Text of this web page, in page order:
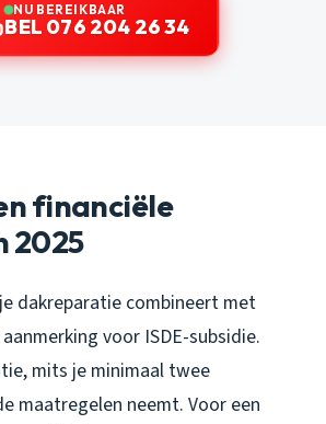
NU BEREIKBAAR
BEL 076 204 26 34
financiële
2025
dakreparatie combineert met
voor ISDE-subsidie.
mits je minimaal twee
maatregelen neemt. Voor een